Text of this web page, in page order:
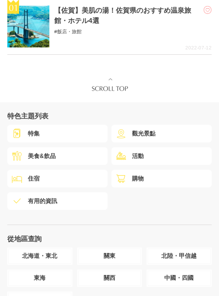
【佐賀】美肌の湯！佐賀県のおすすめ温泉旅
館・ホテル4選
飯店・旅館
2022-07-12
特色主題列表
特集 觀光景點
美食&飲品 活動
住宿 購物
有用的資訊
從地區查詢
北海道・東北 關東 北陸・甲信越
東海 關西 中國・四國